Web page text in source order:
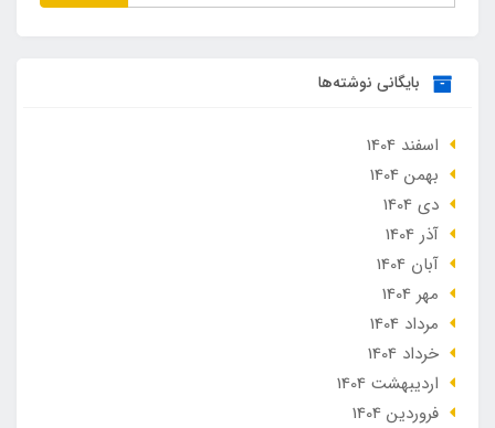
بایگانی نوشته‌ها
اسفند 1404
بهمن 1404
دی 1404
آذر 1404
آبان 1404
مهر 1404
مرداد 1404
خرداد 1404
ارديبهشت 1404
فروردین 1404